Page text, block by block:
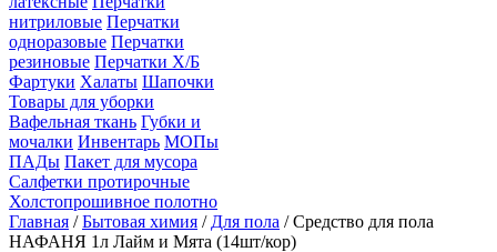
нитриловые Перчатки
одноразовые Перчатки
резиновые Перчатки Х/Б
Фартуки Халаты Шапочки
Товары для уборки
Вафельная ткань Губки и
мочалки Инвентарь МОПы
ПАДы Пакет для мусора
Салфетки протирочные
Холстопрошивное полотно
Главная /Бытовая химия / Для пола / Средство для пола
НАФАНЯ 1л Лайм и Мята (14шт/кор)